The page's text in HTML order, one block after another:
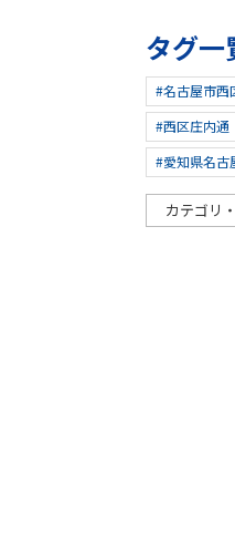
タグ一
#名古屋市西
#西区庄内通
#愛知県名古
カテゴリ